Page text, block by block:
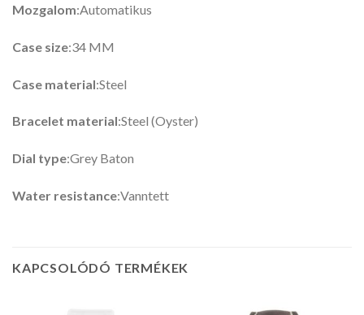
Mozgalom:Automatikus
Case size:34 MM
Case material:Steel
Bracelet material:Steel (Oyster)
Dial type:Grey Baton
Water resistance:Vanntett
KAPCSOLÓDÓ TERMÉKEK